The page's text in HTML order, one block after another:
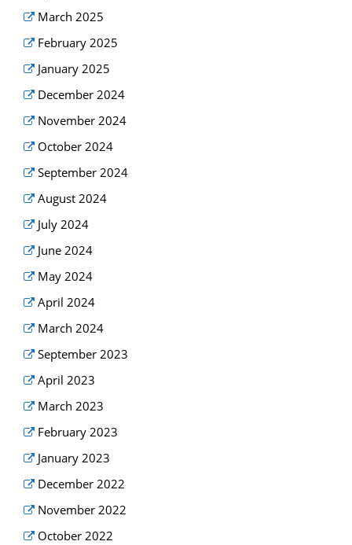
March 2025
February 2025
January 2025
December 2024
November 2024
October 2024
September 2024
August 2024
July 2024
June 2024
May 2024
April 2024
March 2024
September 2023
April 2023
March 2023
February 2023
January 2023
December 2022
November 2022
October 2022